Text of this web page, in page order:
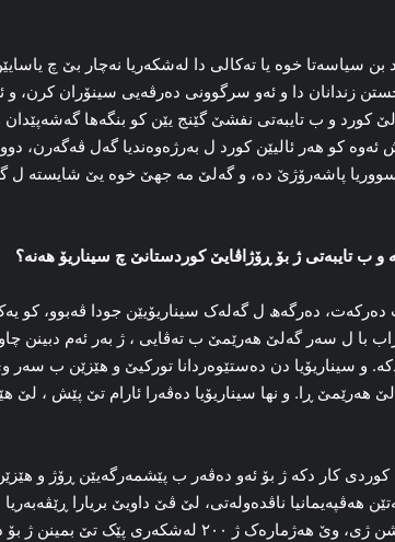
سیاسه‌تا خوه‌ یا ته‌کالی دا له‌شکه‌ریا نه‌چار بێ چ
زندانان دا و ئه‌و سرگوونی ده‌رڤه‌یی سینۆران کرن، و
کورد و ب تایبه‌تی نفشێ گێنج یێن کو بنگه‌ها گه‌شه‌پێدان
ئه‌وه‌ کو هه‌ر ئالیێن کورد ل به‌رژه‌وه‌ندیا گه‌ل ڤه‌گه‌رن،
سووریا پاشه‌رۆژێ ده‌، و گه‌لێ مه‌ جهێ خوه‌ یێ شایستە ل
ب تایبه‌تی ژ بۆ ڕۆژاڤایێ کوردستانێ چ سیناریۆ هه‌نه‌؟
ده‌رکه‌ت، ده‌رگەھ ل گه‌له‌ک سیناریۆیێن جودا ڤه‌بوو، کو
با ل سه‌ر گه‌لێ هه‌رێمێ ب ته‌ڤایی ، ژ به‌ر ئه‌م دبینن
و سیناریۆیا دن ده‌ستێوه‌ردانا تورکیێ و هێزێن ب سه‌ر
هه‌رێمێ ڕا. و نها سیناریۆیا ده‌ڤه‌را ئارام تێ پێش ، لێ
کار دکه‌ ژ بۆ ئه‌و ده‌ڤه‌ر ب پێشمه‌رگه‌یێن ڕۆژ و
هه‌ڤپه‌یمانیا ناڤده‌وله‌تی، لێ ڤێ داویێ بریارا ڕێڤه‌به‌ریا
ئه‌مریکایێ ده‌رکه‌ت کو ئه‌گه‌ر هێزێن ئه‌مریکایێ ڤه‌کشن ژی، وێ هه‌ژماره‌ک ژ ۲۰۰ له‌شکه‌ری پێک